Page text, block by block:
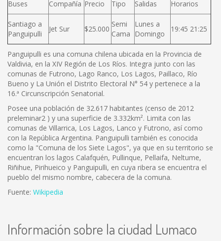
Buses Compañía Precio Tipo Salidas Horarios
Santiago a
Panguipulli
Jet Sur $25.000
Semi
Cama
Lunes a
Domingo
19:45 21:25
Panguipulli es una comuna chilena ubicada en la Provincia de
Valdivia, en la XIV Región de Los Ríos. Integra junto con las
comunas de Futrono, Lago Ranco, Los Lagos, Paillaco, Río
Bueno y La Unión el Distrito Electoral N° 54 y pertenece a la
16.ª Circunscripción Senatorial.
Posee una población de 32.617 habitantes (censo de 2012
preleminar2 ) y una superficie de 3.332km². Limita con las
comunas de Villarrica, Los Lagos, Lanco y Futrono, así como
con la República Argentina. Panguipulli también es conocida
como la "Comuna de los Siete Lagos", ya que en su territorio se
encuentran los lagos Calafquén, Pullinque, Pellaifa, Neltume,
Riñihue, Pirihueico y Panguipulli, en cuya ribera se encuentra el
pueblo del mismo nombre, cabecera de la comuna.
Fuente: Wikipedia
Información sobre la ciudad Lumaco